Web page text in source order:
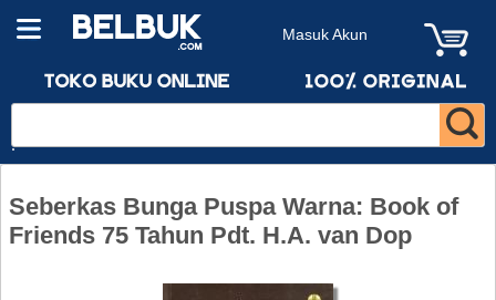
Masuk Akun
Seberkas Bunga Puspa Warna: Book of
Friends 75 Tahun Pdt. H.A. van Dop